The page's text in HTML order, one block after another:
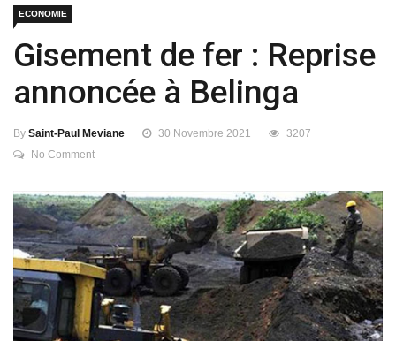
ECONOMIE
Gisement de fer : Reprise
annoncée à Belinga
By Saint-Paul Meviane 30 Novembre 2021
3207
No Comment